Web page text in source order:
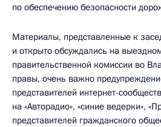
по обеспечению безопасности
Материалы, представленные к
и открыто обсуждались на
правительственной комиссии во
правы, очень важно
представителей интернет-
на «Авторадио», «синие ведерки»,
представителей гражданского